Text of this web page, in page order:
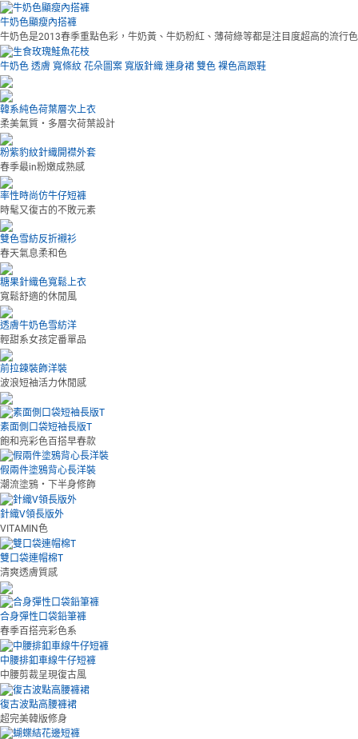
牛奶色顯瘦內搭褲
牛奶色是2013春季重點色彩，牛奶黃、牛奶粉紅、薄荷綠等都是注目度超高的流行
牛奶色 透膚 寬條紋 花朵圖案 寬版針織 連身裙 雙色 裸色高跟鞋
韓系純色荷葉層次上衣
柔美氣質‧多層次荷葉設計
粉紫豹紋針織開襟外套
春季最in粉嫩成熟感
率性時尚仿牛仔短褲
時髦又復古的不敗元素
雙色雪紡反折襯衫
春天氣息柔和色
糖果針織色寬鬆上衣
寬鬆舒適的休閒風
透膚牛奶色雪紡洋
輕甜系女孩定番單品
前拉鍊裝飾洋裝
波浪短袖活力休閒感
素面側口袋短袖長版T
飽和亮彩色百搭早春款
假兩件塗鴉背心長洋裝
潮流塗鴉‧下半身修飾
針織V領長版外
VITAMIN色
雙口袋連帽棉T
清爽透膚質感
合身彈性口袋鉛筆褲
春季百搭亮彩色系
中腰排釦車線牛仔短褲
中腰剪裁呈現復古風
復古波點高腰褲裙
超完美韓版修身